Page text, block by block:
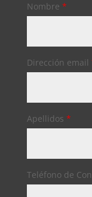
Nombre *
Dirección email
Apellidos *
Teléfono de